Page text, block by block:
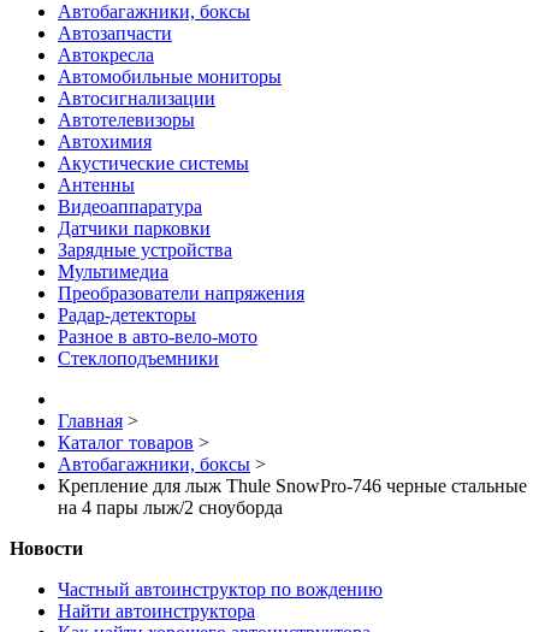
Автобагажники, боксы
Автозапчасти
Автокресла
Автомобильные мониторы
Автосигнализации
Автотелевизоры
Автохимия
Акустические системы
Антенны
Видеоаппаратура
Датчики парковки
Зарядные устройства
Мультимедиа
Преобразователи напряжения
Радар-детекторы
Разное в авто-вело-мото
Стеклоподъемники
Главная >
Каталог товаров >
Автобагажники, боксы >
Крепление для лыж Thule SnowPro-746 черные стальные
на 4 пары лыж/2 сноуборда
Новости
Частный автоинструктор по вождению
Найти автоинструктора